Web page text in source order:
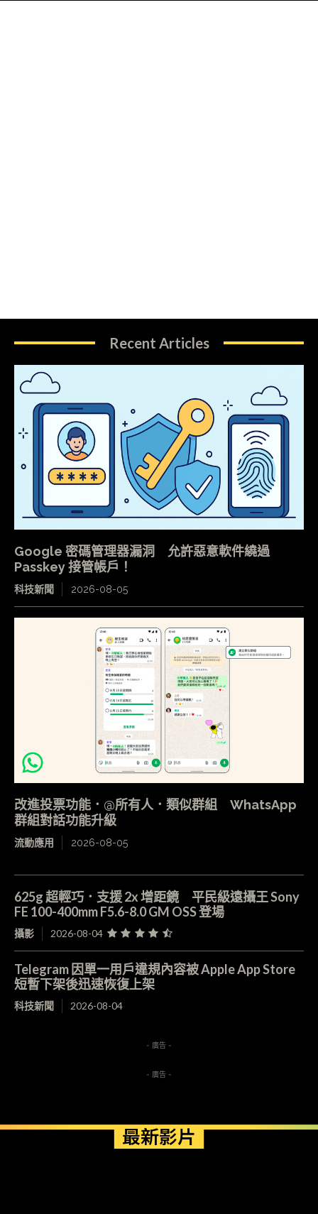
Recent Articles
Google 密碼管理器漏洞 允許惡意軟件繞過
Passkey 接管帳戶！
科技新聞 2026-08-05
改進投票功能．@所有人．類似群組 WhatsApp
群組對話功能升級
流動應用 2026-08-05
625g 超輕巧．支援 2x 增距鏡 平民級遠攝王 Sony
FE 100-400mm F5.6-8.0 GM OSS 登場
攝影 2026-08-04
Telegram 因單一用戶違規內容被 Apple App Store
短暫下架後迅速恢復上架
科技新聞 2026-08-04
- 廣告 -
- 廣告 -
最新影片